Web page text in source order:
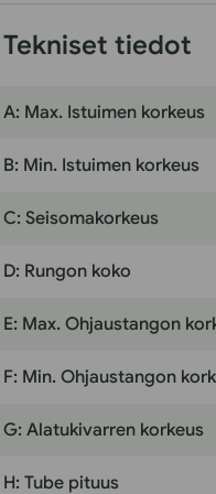
Tekniset tiedot
A: Max. Istuimen korkeus
B: Min. Istuimen korkeus
C: Seisomakorkeus
D: Rungon koko
E: Max. Ohjaustangon
F: Min. Ohjaustangon
G: Alatukivarren korkeus
H: Tube pituus